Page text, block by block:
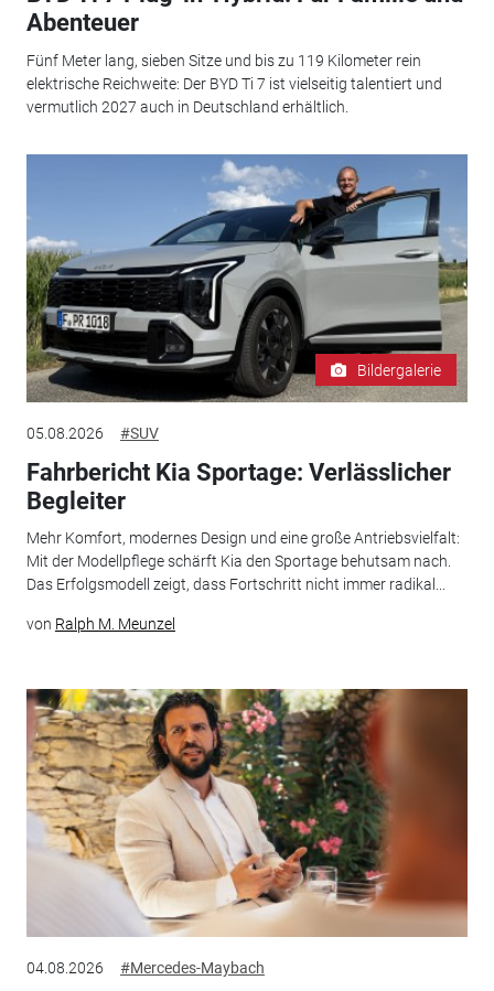
Abenteuer
Fünf Meter lang, sieben Sitze und bis zu 119 Kilometer rein
elektrische Reichweite: Der BYD Ti 7 ist vielseitig talentiert und
vermutlich 2027 auch in Deutschland erhältlich.
Bildergalerie
05.08.2026 #SUV
Fahrbericht Kia Sportage: Verlässlicher
Begleiter
Mehr Komfort, modernes Design und eine große Antriebsvielfalt:
Mit der Modellpflege schärft Kia den Sportage behutsam nach.
Das Erfolgsmodell zeigt, dass Fortschritt nicht immer radikal...
von Ralph M. Meunzel
04.08.2026 #Mercedes-Maybach